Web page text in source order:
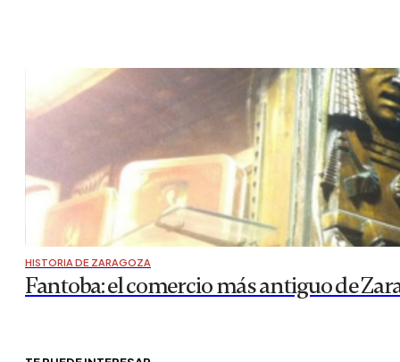
HISTORIA DE ZARAGOZA
Fantoba: el comercio más antiguo de